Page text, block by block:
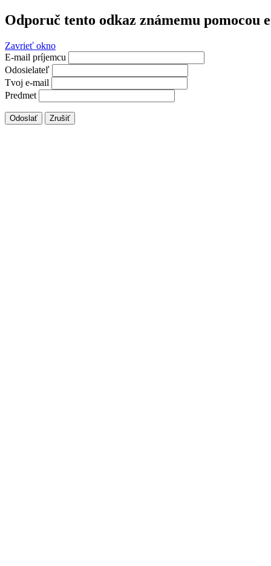
Odporuč tento odkaz známemu pomocou
Zavrieť okno
E-mail príjemcu
Odosielateľ
Tvoj e-mail
Predmet
Odoslať Zrušiť